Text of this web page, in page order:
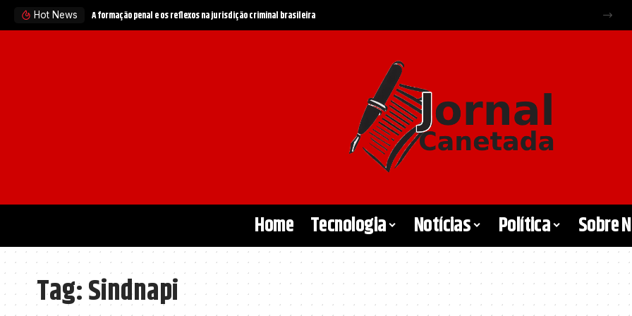
Hot News A formação penal e os reflexos na jurisdição criminal brasileira
Home Tecnologia Notícias Política Sobre
Tag:Sindnapi